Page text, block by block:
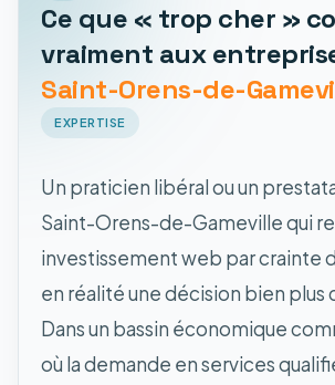
Ce que « trop cher »
vraiment aux
Saint-Orens-de-
EXPERTISE
Un praticien libéral ou un
Saint-Orens-de-Gameville qui
investissement web par crainte
en réalité une décision bien plus
Dans un bassin économique
où la demande en services